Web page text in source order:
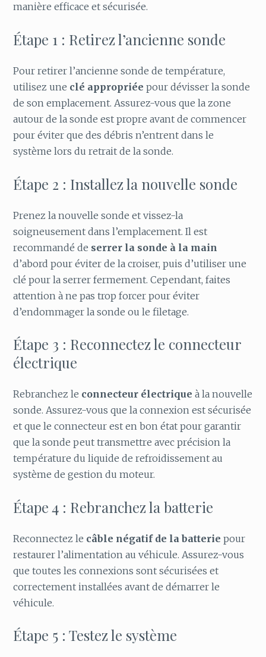
manière efficace et sécurisée.
Étape 1 : Retirez l’ancienne sonde
Pour retirer l’ancienne sonde de température,
utilisez une clé appropriée pour dévisser la sonde
de son emplacement. Assurez-vous que la zone
autour de la sonde est propre avant de commencer
pour éviter que des débris n’entrent dans le
système lors du retrait de la sonde.
Étape 2 : Installez la nouvelle sonde
Prenez la nouvelle sonde et vissez-la
soigneusement dans l’emplacement. Il est
recommandé de serrer la sonde à la main
d’abord pour éviter de la croiser, puis d’utiliser une
clé pour la serrer fermement. Cependant, faites
attention à ne pas trop forcer pour éviter
d’endommager la sonde ou le filetage.
Étape 3 : Reconnectez le connecteur
électrique
Rebranchez le connecteur électrique à la nouvelle
sonde. Assurez-vous que la connexion est sécurisée
et que le connecteur est en bon état pour garantir
que la sonde peut transmettre avec précision la
température du liquide de refroidissement au
système de gestion du moteur.
Étape 4 : Rebranchez la batterie
Reconnectez le câble négatif de la batterie pour
restaurer l’alimentation au véhicule. Assurez-vous
que toutes les connexions sont sécurisées et
correctement installées avant de démarrer le
véhicule.
Étape 5 : Testez le système